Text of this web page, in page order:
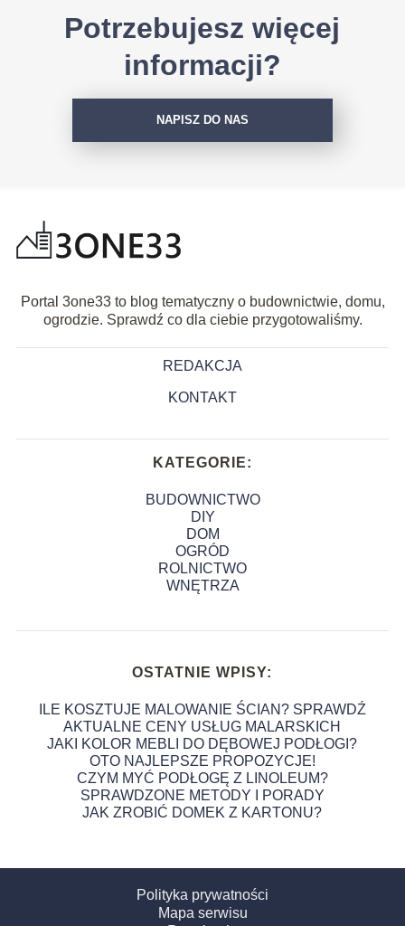
Potrzebujesz więcej
informacji?
NAPISZ DO NAS
Portal 3one33 to blog tematyczny o budownictwie, domu,
ogrodzie. Sprawdź co dla ciebie przygotowaliśmy.
REDAKCJA
KONTAKT
KATEGORIE:
BUDOWNICTWO
DIY
DOM
OGRÓD
ROLNICTWO
WNĘTRZA
OSTATNIE WPISY:
ILE KOSZTUJE MALOWANIE ŚCIAN? SPRAWDŹ
AKTUALNE CENY USŁUG MALARSKICH
JAKI KOLOR MEBLI DO DĘBOWEJ PODŁOGI?
OTO NAJLEPSZE PROPOZYCJE!
CZYM MYĆ PODŁOGĘ Z LINOLEUM?
SPRAWDZONE METODY I PORADY
JAK ZROBIĆ DOMEK Z KARTONU?
Polityka prywatności
Mapa serwisu